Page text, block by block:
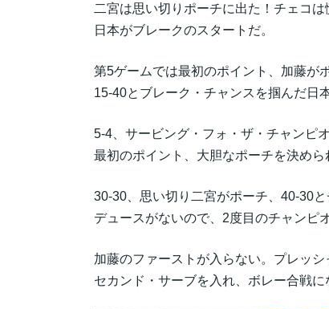
二宮は思い切りポーチに出た！チェコは
日本がブレークのスタートだ。
第5ゲームでは最初のポイント、加藤が
15-40とブレーク・チャンスを掴んだ日
5-4、サービング・フォ・ザ・チャンピ
最初のポイント、大胆なポーチを決めら
30-30、思い切り二宮がポーチ、40-30
デュースがないので、2度目のチャンピ
加藤のファーストが入らない。プレッシ
セカンド・サーブを入れ、ボレー合戦に